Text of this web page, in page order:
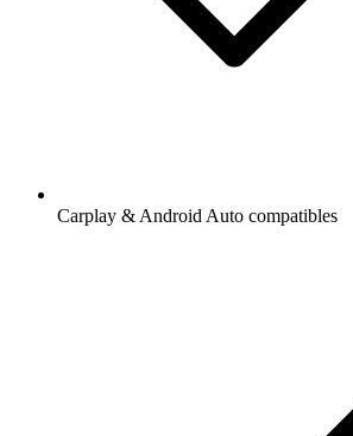
Carplay & Android Auto compatibles